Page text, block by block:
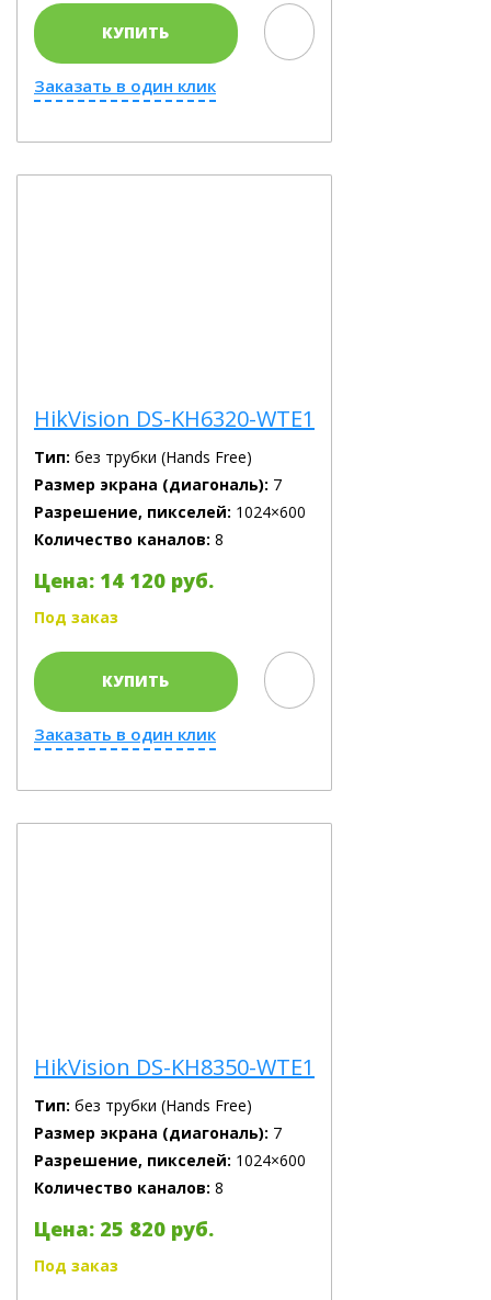
КУПИТЬ
Заказать в один клик
HikVision DS-KH6320-WTE1
Тип: без трубки (Hands Free)
Размер экрана (диагональ): 7
Разрешение, пикселей: 1024×600
Количество каналов: 8
Цена: 14 120 руб.
Под заказ
КУПИТЬ
Заказать в один клик
HikVision DS-KH8350-WTE1
Тип: без трубки (Hands Free)
Размер экрана (диагональ): 7
Разрешение, пикселей: 1024×600
Количество каналов: 8
Цена: 25 820 руб.
Под заказ